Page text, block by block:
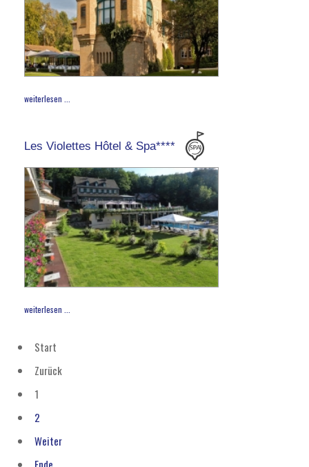
weiterlesen ...
Les Violettes Hôtel & Spa****
weiterlesen ...
Start
Zurück
1
2
Weiter